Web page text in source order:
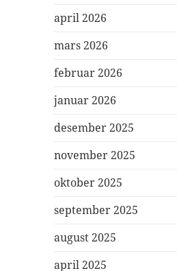
april 2026
mars 2026
februar 2026
januar 2026
desember 2025
november 2025
oktober 2025
september 2025
august 2025
april 2025